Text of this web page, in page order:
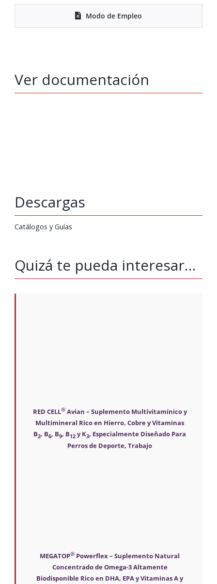
Modo de Empleo
Ver documentación
Descargas
Catálogos y Guías
Quizá te pueda interesar…
RED CELL®Avian – Suplemento Multivitamínico y
Multimineral Rico en Hierro, Cobre y Vitaminas
B2, B6, B9, B12 y K3, Especialmente Diseñado Para
Perros de Deporte, Trabajo
MEGATOP® Powerflex – Suplemento Natural
Concentrado de Omega-3 Altamente
Biodisponible Rico en DHA, EPA y Vitaminas A y